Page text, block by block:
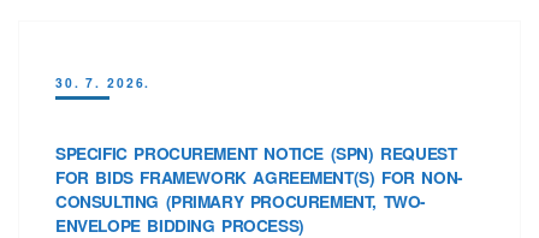
30. 7. 2026.
SPECIFIC PROCUREMENT NOTICE (SPN) REQUEST
FOR BIDS FRAMEWORK AGREEMENT(S) FOR NON-
CONSULTING (PRIMARY PROCUREMENT, TWO-
ENVELOPE BIDDING PROCESS)